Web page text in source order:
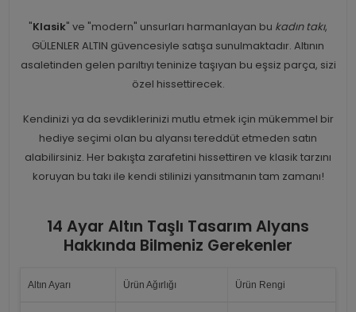
"Klasik" ve "modern" unsurları harmanlayan bu kadın takı,
GÜLENLER ALTIN güvencesiyle satışa sunulmaktadır. Altının
asaletinden gelen parıltıyı teninize taşıyan bu eşsiz parça, sizi
özel hissettirecek.
Kendinizi ya da sevdiklerinizi mutlu etmek için mükemmel bir
hediye seçimi olan bu alyansı tereddüt etmeden satın
alabilirsiniz. Her bakışta zarafetini hissettiren ve klasik tarzını
koruyan bu takı ile kendi stilinizi yansıtmanın tam zamanı!
14 Ayar Altın Taşlı Tasarım Alyans
Hakkında Bilmeniz Gerekenler
Altın Ayarı Ürün Ağırlığı Ürün Rengi